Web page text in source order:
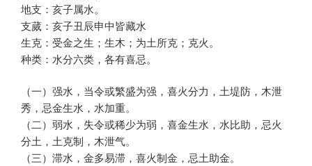
地支：亥子属水。
支蒇：亥子丑辰申中皆藏水
生克：受金之生；生木；为土所克；克火。
种类：水分六类，各有喜忌。
（一）强水，当令或繁盛为强，喜火分力，土堤防，木泄
秀，忌金生水，水加重。
（二）弱水，失令或稀少为弱，喜金生水，水比助，忌火
分土，土克制，木泄气。
（三）滞水，金多易滞，喜火制金，忌土助金。